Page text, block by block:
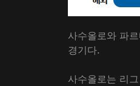
사수올로와 파
경기다.
사수올로는 리